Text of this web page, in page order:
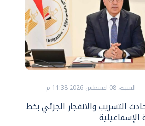
السبت، 08 اغسطس 2026 11:38 م
التسريب والانفجار الجزئي بخط
الإسماعيلية